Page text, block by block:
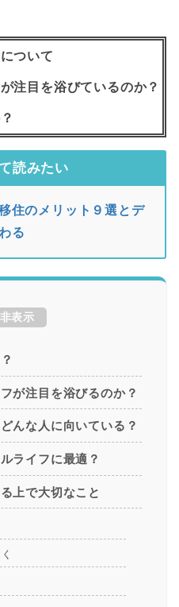
ついて
注目を浴びているのか？
読みたい
住のメリット９選とデ
る
非表示
が注目を浴びるのか？
んな人に向いている？
ライフに最適？
上で大切なこと